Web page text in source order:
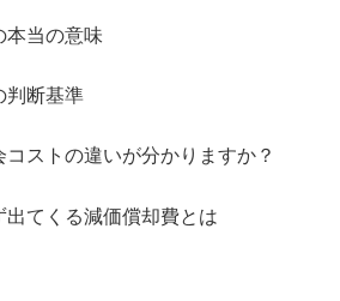
本当の意味
判断基準
コストの違いが分かりますか？
出てくる減価償却費とは